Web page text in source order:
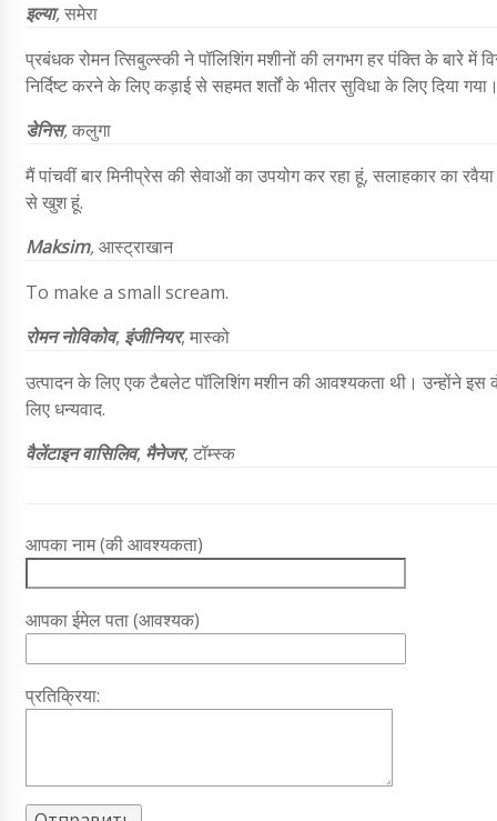
इल्या,समेरा
प्रबंधक रोमन त्सिबुल्स्की ने पॉलिशिंग मशीनों की लगभग हर पंक्ति के बारे
निर्दिष्ट करने के लिए कड़ाई से सहमत शर्तों के भीतर सुविधा के लिए दिया
डेनिस,कलुगा
मैं पांचवीं बार मिनीप्रेस की सेवाओं का उपयोग कर रहा हूं, सलाहकार का
से खुश हूं.
Maksim,आस्ट्राखान
To make a small scream.
रोमन नोविकोव, इंजीनियर, मास्को
उत्पादन के लिए एक टैबलेट पॉलिशिंग मशीन की आवश्यकता थी। उन्होंने
लिए धन्यवाद.
वैलेंटाइन वासिलिव, मैनेजर, टॉम्स्क
आपका नाम (की आवश्यकता)
आपका ईमेल पता (आवश्यक)
प्रतिक्रिया: